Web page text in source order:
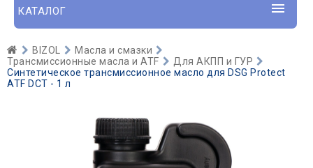
КАТАЛОГ
BIZOL
Масла и смазки
Трансмиссионные масла и ATF
Для АКПП и ГУР
Синтетическое трансмиссионное масло для DSG Protect
ATF DCT - 1 л